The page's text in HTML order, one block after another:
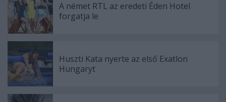
A német RTL az eredeti Éden Hotel
forgatja le
Huszti Kata nyerte az első Exatlon
Hungaryt